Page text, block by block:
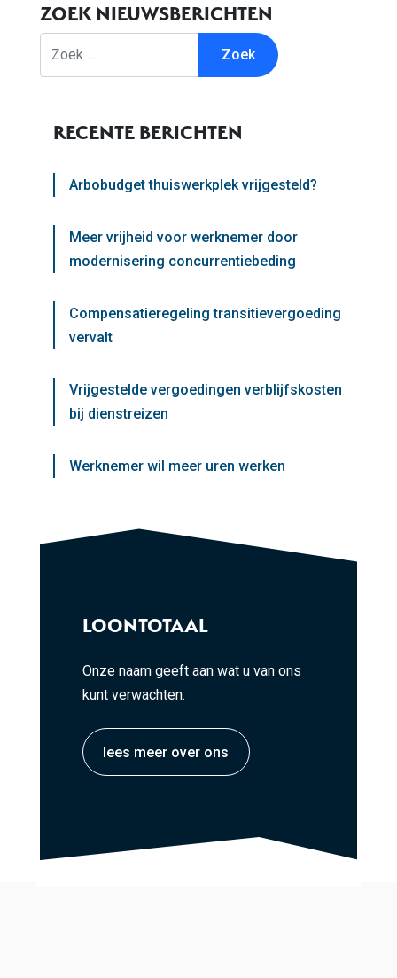
ZOEK NIEUWSBERICHTEN
RECENTE BERICHTEN
Arbobudget thuiswerkplek vrijgesteld?
Meer vrijheid voor werknemer door
modernisering concurrentiebeding
Compensatieregeling transitievergoeding
vervalt
Vrijgestelde vergoedingen verblijfskosten
bij dienstreizen
Werknemer wil meer uren werken
LOONTOTAAL
Onze naam geeft aan wat u van ons
kunt verwachten.
lees meer over ons